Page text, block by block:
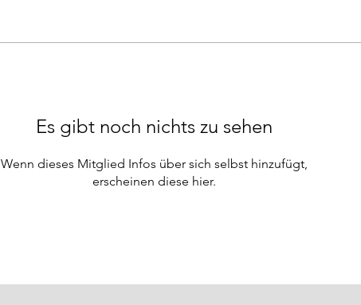
Es gibt noch nichts zu sehen
Wenn dieses Mitglied Infos über sich selbst hinzufügt,
erscheinen diese hier.